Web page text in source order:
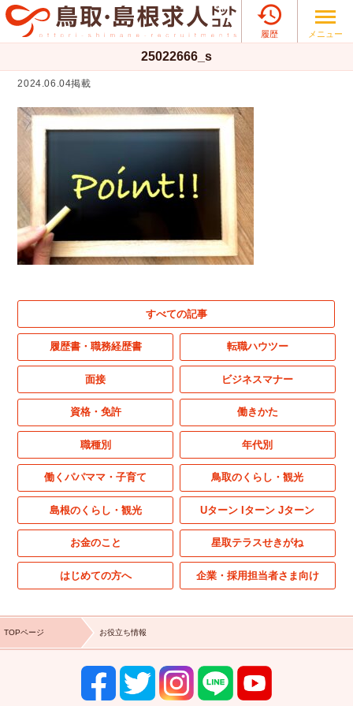

履歴 メニュー
25022666_s
2024.06.04掲載
すべての記事
履歴書・職務経歴書 転職ハウツー
面接 ビジネスマナー
資格・免許 働きかた
職種別 年代別
働くパパママ・子育て 鳥取のくらし・観光
島根のくらし・観光 Uターン Iターン Jターン
お金のこと 星取テラスせきがね
はじめての方へ 企業・採用担当者さま向け
TOPページ お役立ち情報